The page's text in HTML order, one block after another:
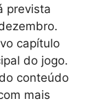
prevista
capítulo
do jogo.
conteúdo
mais